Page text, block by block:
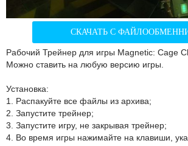
СКАЧАТЬ С
Рабочий Трейнер для игры Magnetic: Cage
Можно ставить на любую версию игры.
Установка:
1. Распакуйте все файлы из архива;
2. Запустите трейнер;
3. Запустите игру, не закрывая трейнер;
4. Во время игры нажимайте на клавиши,